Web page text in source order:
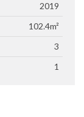
2019
102.4m²
3
1